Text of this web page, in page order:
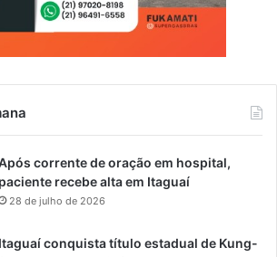
corrente de oração em hospital,
paciente recebe alta em Itaguaí
28 de julho de 2026
Itaguaí conquista título estadual de Kung-